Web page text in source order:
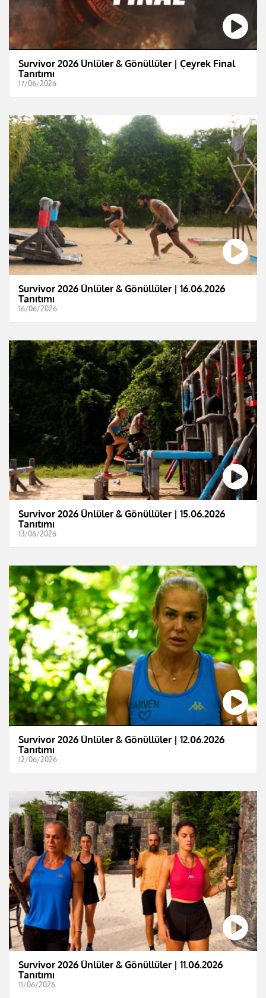
Survivor 2026 Ünlüler & Gönüllüler | Çeyrek Final
Tanıtımı
17/06/2026
Survivor 2026 Ünlüler & Gönüllüler | 16.06.2026
Tanıtımı
16/06/2026
Survivor 2026 Ünlüler & Gönüllüler | 15.06.2026
Tanıtımı
13/06/2026
Survivor 2026 Ünlüler & Gönüllüler | 12.06.2026
Tanıtımı
12/06/2026
Survivor 2026 Ünlüler & Gönüllüler | 11.06.2026
Tanıtımı
11/06/2026